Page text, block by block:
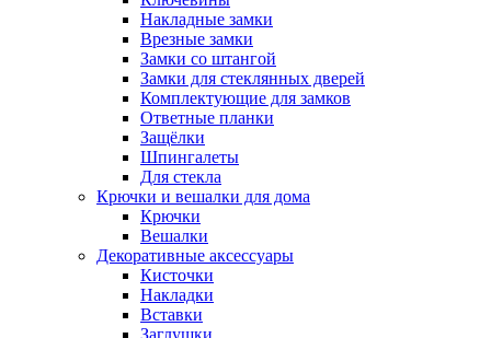
Накладные замки
Врезные замки
Замки со штангой
Замки для стеклянных дверей
Комплектующие для замков
Ответные планки
Защёлки
Шпингалеты
Для стекла
Крючки и вешалки для дома
Крючки
Вешалки
Декоративные аксессуары
Кисточки
Накладки
Вставки
Заглушки